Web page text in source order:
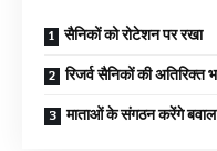
सैनिकों को रोटेशन पर रखा
रिजर्व सैनिकों की अतिरिक्त
माताओं के संगठन करेंगे